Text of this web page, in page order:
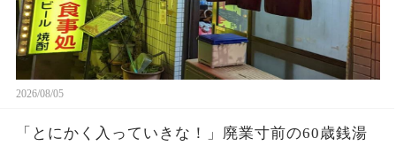
2026/08/05
「とにかく入っていきな！」廃業寸前の60歳銭湯